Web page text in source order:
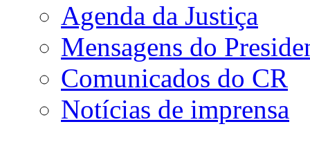
Agenda da Justiça
Mensagens do
Comunicados do CR
Notícias de imprensa